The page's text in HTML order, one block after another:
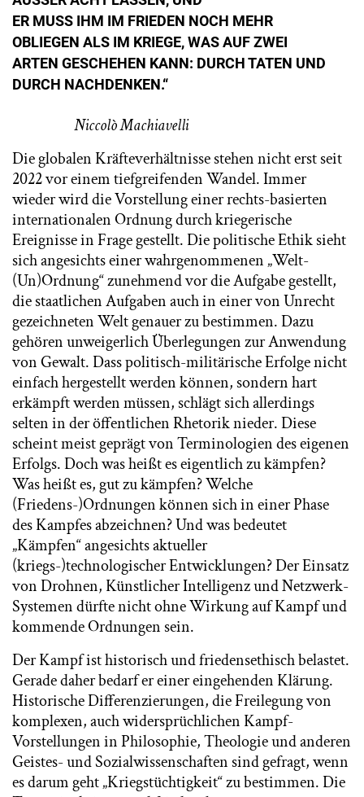
ER MUSS IHM IM FRIEDEN NOCH MEHR
OBLIEGEN ALS IM KRIEGE, WAS AUF ZWEI
ARTEN GESCHEHEN KANN: DURCH TATEN UND
DURCH NACHDENKEN.“
Niccolò Machiavelli
Die globalen Kräfteverhältnisse stehen nicht erst seit
2022 vor einem tiefgreifenden Wandel. Immer
wieder wird die Vorstellung einer rechts-basierten
internationalen Ordnung durch kriegerische
Ereignisse in Frage gestellt. Die politische Ethik sieht
sich angesichts einer wahrgenommenen „Welt-
(Un)Ordnung“ zunehmend vor die Aufgabe gestellt,
die staatlichen Aufgaben auch in einer von Unrecht
gezeichneten Welt genauer zu bestimmen. Dazu
gehören unweigerlich Überlegungen zur Anwendung
von Gewalt. Dass politisch-militärische Erfolge nicht
einfach hergestellt werden können, sondern hart
erkämpft werden müssen, schlägt sich allerdings
selten in der öffentlichen Rhetorik nieder. Diese
scheint meist geprägt von Terminologien des eigenen
Erfolgs. Doch was heißt es eigentlich zu kämpfen?
Was heißt es, gut zu kämpfen? Welche
(Friedens-)Ordnungen können sich in einer Phase
des Kampfes abzeichnen? Und was bedeutet
„Kämpfen“ angesichts aktueller
(kriegs-)technologischer Entwicklungen? Der Einsatz
von Drohnen, Künstlicher Intelligenz und Netzwerk-
Systemen dürfte nicht ohne Wirkung auf Kampf und
kommende Ordnungen sein.
Der Kampf ist historisch und friedensethisch belastet.
Gerade daher bedarf er einer eingehenden Klärung.
Historische Differenzierungen, die Freilegung von
komplexen, auch widersprüchlichen Kampf-
Vorstellungen in Philosophie, Theologie und anderen
Geistes- und Sozialwissenschaften sind gefragt, wenn
es darum geht „Kriegstüchtigkeit“ zu bestimmen. Die